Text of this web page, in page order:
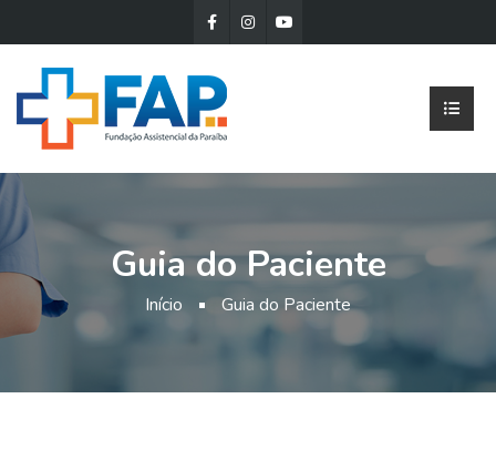
Guia do Paciente
Início Guia do Paciente